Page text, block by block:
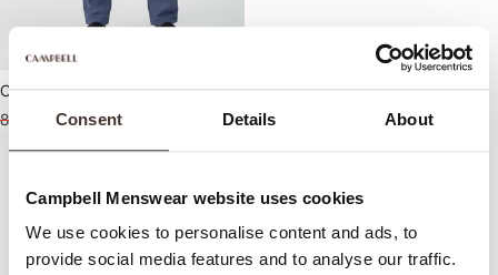
Consent Details About
Campbell Menswear website uses cookies
We use cookies to personalise content and ads, to
provide social media features and to analyse our traffic.
Campbell Heddle Pantalon
89,95
44,95